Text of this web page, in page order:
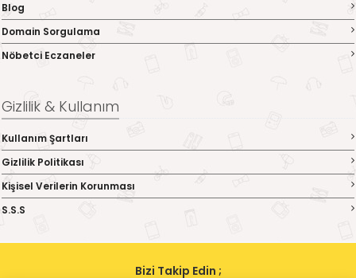
Blog
Domain Sorgulama
Nöbetci Eczaneler
Gizlilik & Kullanım
Kullanım Şartları
Gizlilik Politikası
Kişisel Verilerin Korunması
S.S.S
Bizi Takip Edin ;